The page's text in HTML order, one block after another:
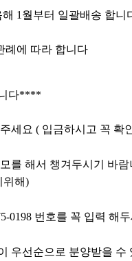
1 월부터 일괄배송 합니
례에 따라 합니다
다****
세요 ( 입금하시고 꼭 확
를 해서 챙겨두시기 바람
해)
0198 번호를 꼭 입력 해두
우선순으로 분양받을 수